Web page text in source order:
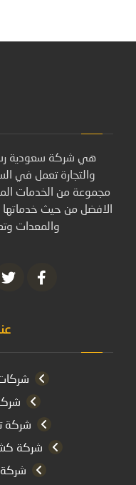
هي شركة سعودية
والتجارة تعمل في
مجموعة من الخدمات
الافضل من حيث
والمعدات
شركات
شركة
شركة
شركة